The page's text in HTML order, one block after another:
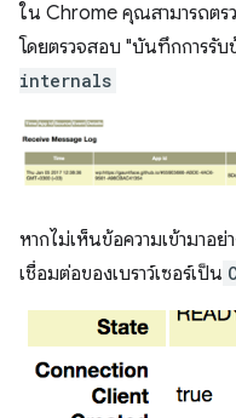
ใน Chrome คุณสามารถตรว
โดยตรวจสอบ "บันทึกการรับ
internals
หากไม่เห็นข้อความเข้ามาอ
เชื่อมต่อของเบราว์เซอร์เป็น